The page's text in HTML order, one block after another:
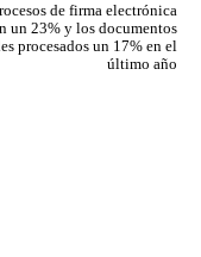
de firma electrónica
un 23% y los documentos
procesados un 17% en el
último año